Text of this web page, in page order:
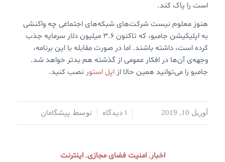
است را پاک کند.
هنوز معلوم نیست شرکت‌های شبکه‌های اجتماعی چه واکنشی
به اپلیکیشن جامبو، که تاکنون ۳.۶ میلیون دلار سرمایه جذب
کرده است، داشته باشند. اما در صورت مقابله با این برنامه،
وجهه‌ی آن‌ها در افکار عمومی از گذشته هم بدتر خواهد شد.
جامبو را می‌توانید همین حالا از اپل استور نصب کنید.
آوریل 10, 2019 / 1 دیدگاه توسط پیشگامان
اخبار,امنیت فضای مجازی,اینترنت